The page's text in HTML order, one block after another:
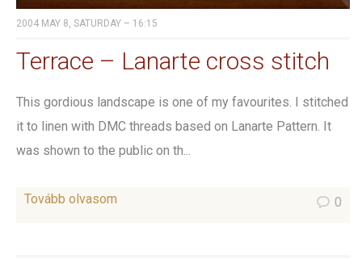
2004 MAY 8, SATURDAY – 16:15
Terrace – Lanarte cross stitch
This gordious landscape is one of my favourites. I stitched
it to linen with DMC threads based on Lanarte Pattern. It
was shown to the public on th...
Tovább olvasom 0